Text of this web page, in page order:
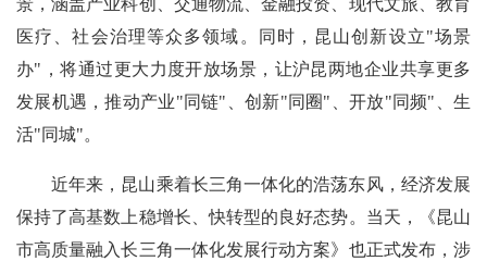
景，涵盖产业科创、交通物流、金融投资、现代文旅、教育
医疗、社会治理等众多领域。同时，昆山创新设立"场景
办"，将通过更大力度开放场景，让沪昆两地企业共享更多
发展机遇，推动产业"同链"、创新"同圈"、开放"同频"、生
活"同城"。
近年来，昆山乘着长三角一体化的浩荡东风，经济发展
保持了高基数上稳增长、快转型的良好态势。当天，《昆山
市高质量融入长三角一体化发展行动方案》也正式发布，涉